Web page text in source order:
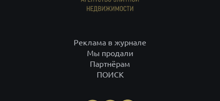
Реклама в журнале
Мы продали
Партнёрам
ПОИСК